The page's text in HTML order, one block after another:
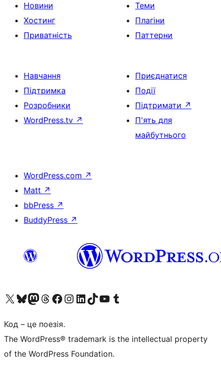
Новини
Хостинг
Приватність
Теми
Плагіни
Паттерни
Навчання
Підтримка
Розробники
WordPress.tv ↗
Приєднатися
Події
Підтримати ↗
П'ять для
майбутнього
WordPress.com ↗
Matt ↗
bbPress ↗
BuddyPress ↗
Visit our X (formerly Twitter) account
Visit our Bluesky account
Завітайте до нашої стрічки в Mastodon
Visit our Threads account
Завітайте на нашу сторінку в Facebook
Visit our Instagram account
Visit our LinkedIn account
Visit our TikTok account
Visit our YouTube channel
Visit our Tumblr account
Код – це поезія.
The WordPress® trademark is the intellectual property
of the WordPress Foundation.